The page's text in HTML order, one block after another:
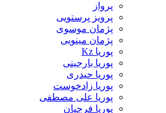
پرویز پرستویی
پژمان موسوی
پژمان مینویی
پوریا بارجینی
پوریا حیدری
پوریا زادخوست
پوریا علی مصطفی
پوریا فرجیان